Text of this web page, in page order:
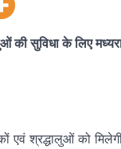
सुविधा के लिए
श्रद्धालुओं को मिलेगी